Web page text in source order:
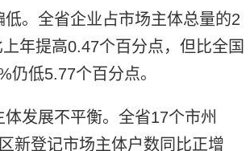
全省企业占市场主体总量的2
年提高0.47个百分点，但比全国
仍低5.77个百分点。
展不平衡。全省17个市州
新登记市场主体户数同比正增